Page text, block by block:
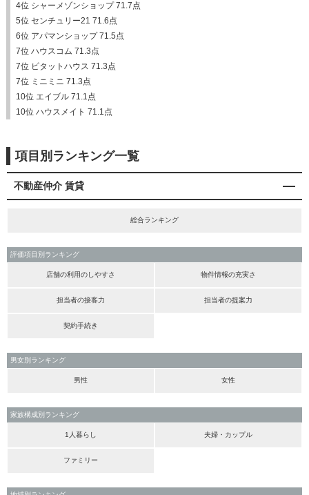
4位 シャーメゾンショップ 71.7点
5位 センチュリー21 71.6点
6位 アパマンショップ 71.5点
7位 ハウスコム 71.3点
7位 ピタットハウス 71.3点
7位 ミニミニ 71.3点
10位 エイブル 71.1点
10位 ハウスメイト 71.1点
項目別ランキング一覧
不動産仲介 賃貸
総合ランキング
評価項目別ランキング
店舗の利用のしやすさ 物件情報の充実さ
担当者の接客力 担当者の提案力
契約手続き
男女別ランキング
男性 女性
家族構成別ランキング
1人暮らし 夫婦・カップル
ファミリー